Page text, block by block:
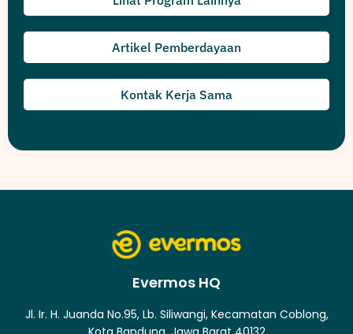
Artikel Pemberdayaan
Kontak Kerja Sama
Evermos HQ
Jl. Ir. H. Juanda No.95, Lb. Siliwangi, Kecamatan Coblong,